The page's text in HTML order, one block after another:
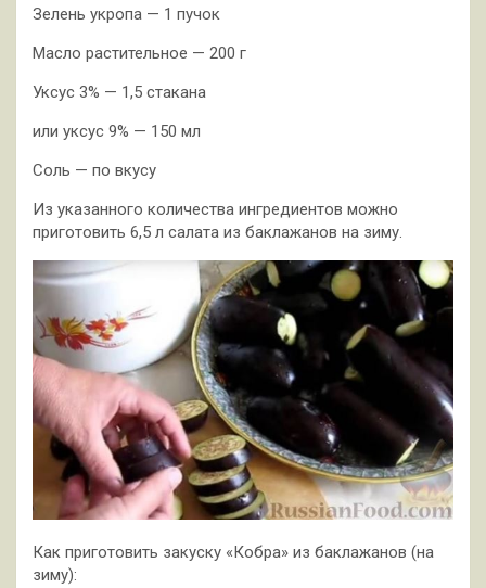
Зелень укропа — 1 пучок
Масло растительное — 200 г
Уксус 3% — 1,5 стакана
или уксус 9% — 150 мл
Соль — по вкусу
Из указанного количества ингредиентов можно
приготовить 6,5 л салата из баклажанов на зиму.
Как приготовить закуску «Кобра» из баклажанов (на
зиму):